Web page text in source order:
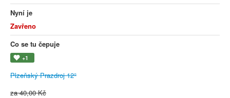
Nyní je
Zavřeno
Co se tu čepuje
+1
Plzeňský Prazdroj 12°
za 40,00 Kč